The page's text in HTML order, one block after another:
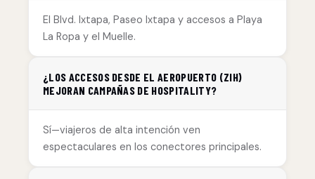
El Blvd. Ixtapa, Paseo Ixtapa y accesos a Playa
La Ropa y el Muelle.
¿LOS ACCESOS DESDE EL AEROPUERTO (ZIH)
MEJORAN CAMPAÑAS DE HOSPITALITY?
Sí—viajeros de alta intención ven
espectaculares en los conectores principales.